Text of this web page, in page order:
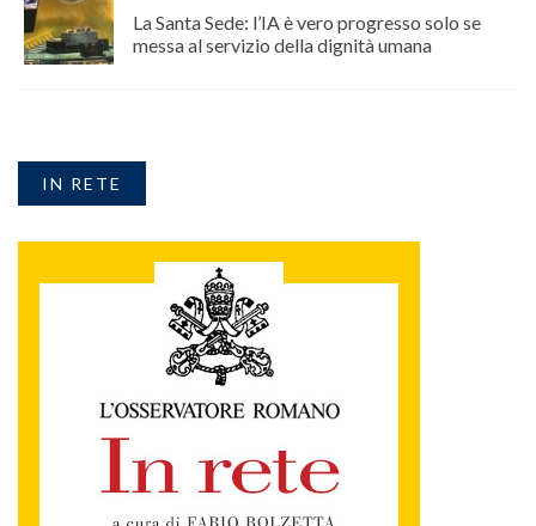
La Santa Sede: l’IA è vero progresso solo se
messa al servizio della dignità umana
IN RETE